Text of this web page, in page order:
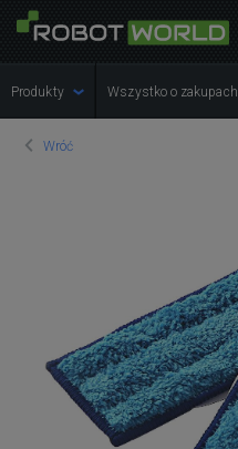
Produkty Wszystko o zakupach
Wróć